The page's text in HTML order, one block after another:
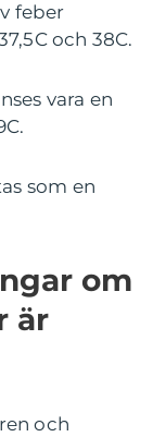
feber
och 38C.
vara en
som en
om
är
och